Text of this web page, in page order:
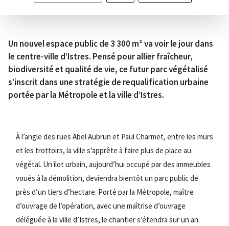
Un nouvel espace public de 3 300 m² va voir le jour dans
le centre-ville d’Istres. Pensé pour allier fraîcheur,
biodiversité et qualité de vie, ce futur parc végétalisé
s’inscrit dans une stratégie de requalification urbaine
portée par la Métropole et la ville d’Istres.
À l’angle des rues Abel Aubrun et Paul Charmet, entre les murs
et les trottoirs, la ville s’apprête à faire plus de place au
végétal. Un îlot urbain, aujourd’hui occupé par des immeubles
voués à la démolition, deviendra bientôt un parc public de
près d’un tiers d’hectare. Porté par la Métropole, maître
d’ouvrage de l’opération, avec une maîtrise d’ouvrage
déléguée à la ville d’Istres, le chantier s’étendra sur un an.